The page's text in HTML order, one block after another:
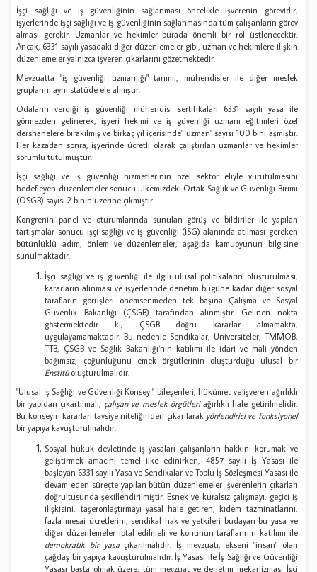
İşçi sağlığı ve iş güvenliğinin sağlanması öncelikle işverenin görevidir,
işyerlerinde işçi sağlığı ve iş güvenliğinin sağlanmasında tüm çalışanların görev
alması gerekir. Uzmanlar ve hekimler burada önemli bir rol üstlenecektir.
Ancak, 6331 sayılı yasadaki diğer düzenlemeler gibi, uzman ve hekimlere ilişkin
düzenlemeler yalnızca işveren çıkarlarını gözetmektedir.
Mevzuatta "iş güvenliği uzmanlığı" tanımı, mühendisler ile diğer meslek
gruplarını aynı statüde ele almıştır.
Odaların verdiği iş güvenliği mühendisi sertifikaları 6331 sayılı yasa ile
görmezden gelinerek, işyeri hekimi ve iş güvenliği uzmanı eğitimleri özel
dershanelere bırakılmış ve birkaç yıl içerisinde" uzman" sayısı 100 bini aşmıştır.
Her kazadan sonra, işyerinde ücretli olarak çalıştırılan uzmanlar ve hekimler
sorumlu tutulmuştur.
İşçi sağlığı ve iş güvenliği hizmetlerinin özel sektör eliyle yürütülmesini
hedefleyen düzenlemeler sonucu ülkemizdeki Ortak Sağlık ve Güvenliği Birimi
(OSGB) sayısı 2 binin üzerine çıkmıştır.
Kongrenin panel ve oturumlarında sunulan görüş ve bildiriler ile yapılan
tartışmalar sonucu işçi sağlığı ve iş güvenliği (İSG) alanında atılması gereken
bütünlüklü adım, önlem ve düzenlemeler, aşağıda kamuoyunun bilgisine
sunulmaktadır.
İşçi sağlığı ve iş güvenliği ile ilgili ulusal politikaların oluşturulması,
kararların alınması ve işyerlerinde denetim bugüne kadar diğer sosyal
tarafların görüşleri önemsenmeden tek başına Çalışma ve Sosyal
Güvenlik Bakanlığı (ÇSGB) tarafından alınmıştır. Gelinen nokta
göstermektedir ki; ÇSGB doğru kararlar almamakta,
uygulayamamaktadır. Bu nedenle Sendikalar, Üniversiteler, TMMOB,
TTB, ÇSGB ve Sağlık Bakanlığı‘nın katılımı ile idari ve mali yönden
bağımsız, çoğunluğunu emek örgütlerinin oluşturduğu ulusal bir
Enstitüoluşturulmalıdır.
"Ulusal İş Sağlığı ve Güvenliği Konseyi" bileşenleri, hükümet ve işveren ağırlıklı
bir yapıdan çıkartılmalı, çalışan ve meslek örgütleriağırlıklı hale getirilmelidir.
Bu konseyin kararları tavsiye niteliğinden çıkarılarak yönlendirici ve fonksiyonel
bir yapıya kavuşturulmalıdır.
Sosyal hukuk devletinde iş yasaları çalışanların hakkını korumak ve
geliştirmek amacını temel ilke edinirken, 4857 sayılı İş Yasası ile
başlayan 6331 sayılı Yasa ve Sendikalar ve Toplu İş Sözleşmesi Yasası ile
devam eden süreçte yapılan bütün düzenlemeler işverenlerin çıkarları
doğrultusunda şekillendirilmiştir. Esnek ve kuralsız çalışmayı, geçici iş
ilişkisini, taşeronlaştırmayı yasal hale getiren, kıdem tazminatlarını,
fazla mesai ücretlerini, sendikal hak ve yetkileri budayan bu yasa ve
diğer düzenlemeler iptal edilmeli ve konunun taraflarının katılımı ile
demokratik bir yasaçıkarılmalıdır. İş mevzuatı, ekseni "insan" olan
çağdaş bir yapıya kavuşturulmalıdır. İş Yasası ile İş Sağlığı ve Güvenliği
Yasası başta olmak üzere, tüm mevzuat ve denetim mekanizması İşçi